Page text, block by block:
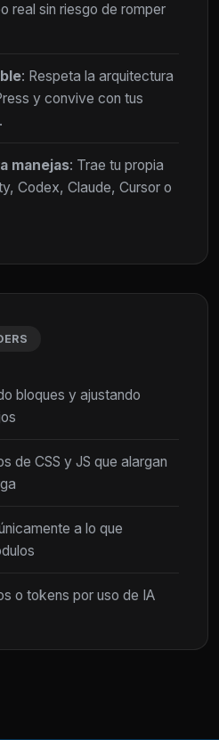
real sin riesgo de romper
: Respeta la arquitectura
y convive con tus
manejas: Trae tu propia
Codex, Claude, Cursor o
bloques y ajustando
de CSS y JS que alargan
a lo que
o tokens por uso de IA